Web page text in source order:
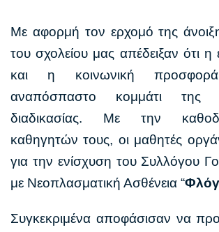
Με αφορμή τον ερχομό της
του σχολείου μας απέδειξαν ότι
και η κοινωνική
αναπόσπαστο κομμάτι της
διαδικασίας. Με την
καθηγητών τους, οι μαθητές
για την ενίσχυση του Συλλόγου
με Νεοπλασματική Ασθένεια “
Συγκεκριμένα αποφάσισαν να